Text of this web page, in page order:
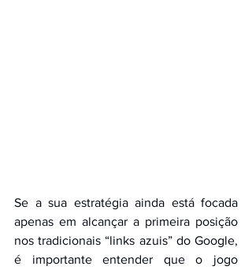
Se a sua estratégia ainda está focada
apenas em alcançar a primeira posição
nos tradicionais “links azuis” do Google,
é importante entender que o jogo